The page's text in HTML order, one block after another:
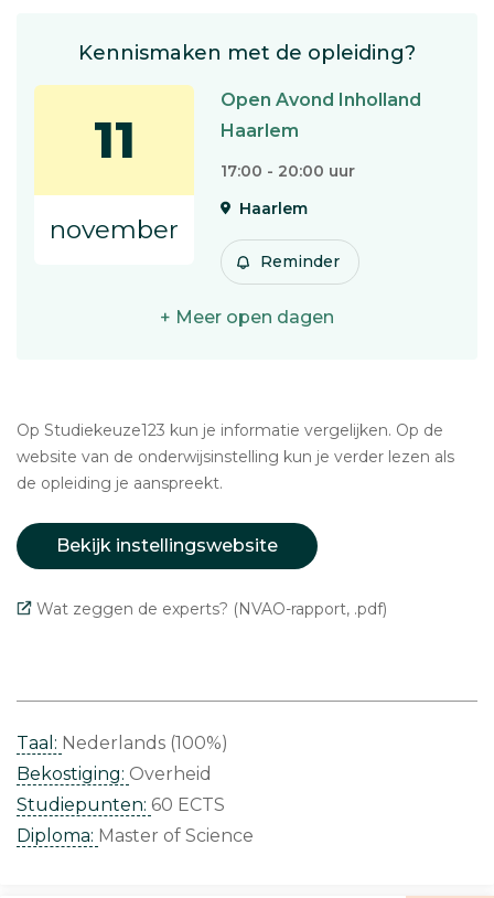
Kennismaken met de opleiding?
11
november
Open Avond Inholland
Haarlem
17:00 - 20:00 uur
Haarlem
Reminder
+ Meer open dagen
Op Studiekeuze123 kun je informatie vergelijken. Op de
website van de onderwijsinstelling kun je verder lezen als
de opleiding je aanspreekt.
Bekijk instellingswebsite
Wat zeggen de experts? (NVAO-rapport, .pdf)
Taal: Nederlands (100%)
Bekostiging: Overheid
Studiepunten: 60 ECTS
Diploma: Master of Science